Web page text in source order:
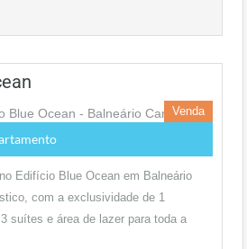
Venda
Edifício Blue Ocean em Balneário
com a exclusividade de 1
suítes e área de lazer para toda a